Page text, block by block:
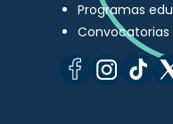
Programas
Convocatorias